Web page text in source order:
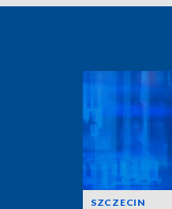
SZCZECIN